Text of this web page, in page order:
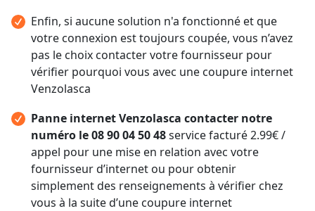
Enfin, si aucune solution n'a fonctionné et que
votre connexion est toujours coupée, vous n’avez
pas le choix contacter votre fournisseur pour
vérifier pourquoi vous avec une coupure internet
Venzolasca
Panne internet Venzolasca contacter notre
numéro le 08 90 04 50 48service facturé 2.99€ /
appel pour une mise en relation avec votre
fournisseur d’internet ou pour obtenir
simplement des renseignements à vérifier chez
vous à la suite d’une coupure internet